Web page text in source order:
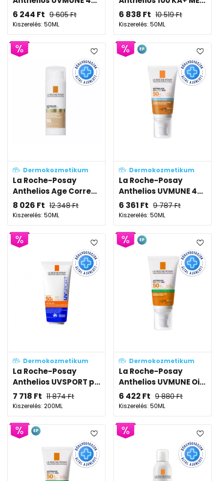
6 244 Ft 9 605Ft
Kiszerelés: 50ML
6 838 Ft 10 519Ft
Kiszerelés: 50ML
Dermokozmetikum
La Roche-Posay
Anthelios Age Corre...
8 026 Ft 12 348Ft
Kiszerelés: 50ML
Dermokozmetikum
La Roche-Posay
Anthelios UVMUNE 4...
6 361 Ft 9 787Ft
Kiszerelés: 50ML
EP
Dermokozmetikum
La Roche-Posay
Anthelios UVSPORT p...
7 718 Ft 11 874Ft
Kiszerelés: 200ML
Dermokozmetikum
La Roche-Posay
Anthelios UVMUNE Oi...
6 422 Ft 9 880Ft
Kiszerelés: 50ML
EP
EP